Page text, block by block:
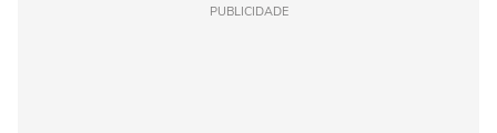
PUBLICIDADE